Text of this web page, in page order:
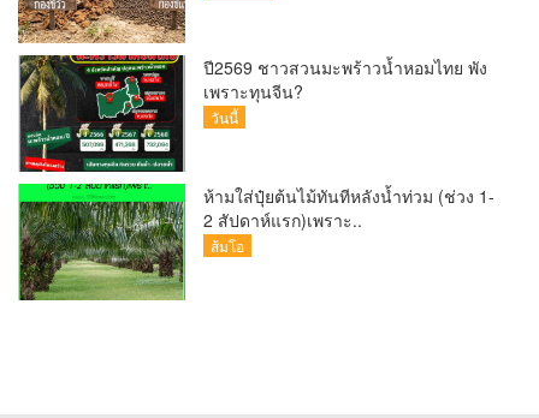
ปี2569 ชาวสวนมะพร้าวน้ำหอมไทย พัง
เพราะทุนจีน?
วันนี้
ห้ามใส่ปุ๋ยต้นไม้ทันทีหลังน้ำท่วม (ช่วง 1-
2 สัปดาห์แรก)เพราะ..
ส้มโอ